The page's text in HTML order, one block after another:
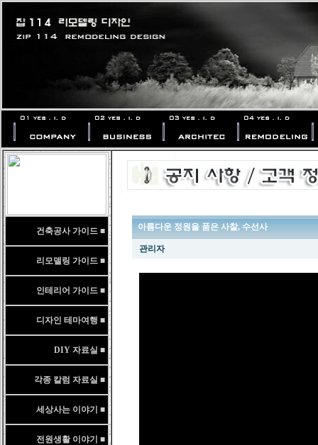
건축공사 가이드 ■
리모델링 가이드 ■
인테리어 가이드 ■
디자인 테마여행 ■
DIY 자료실 ■
각종 칼럼 자료실 ■
세상사는 이야기 ■
전원생활 이야기 ■
아름다운 정원을 품은 사찰, 수선사
관리자